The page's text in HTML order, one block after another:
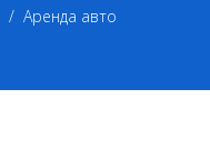
Аренда авто